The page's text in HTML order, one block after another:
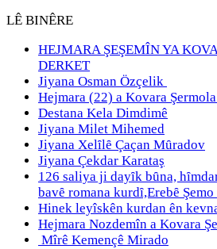
LÊ BINÊRE
HEJMARA ŞEŞEMÎN YA
DERKET
Jiyana Osman Özçelik
Hejmara (22) a Kovara
Destana Kela Dimdimê
Jiyana Milet Mihemed
Jiyana Xelȋlȇ Çaçan Mȗradov
Jiyana Çekdar Karataş
126 saliya ji dayȋk bȗna,
bavȇ romana kurdȋ,Erebȇ
Hinek leyîskên kurdan ên
Hejmara Nozdemîn a Kovara
Mîrê Kemençê Mirado